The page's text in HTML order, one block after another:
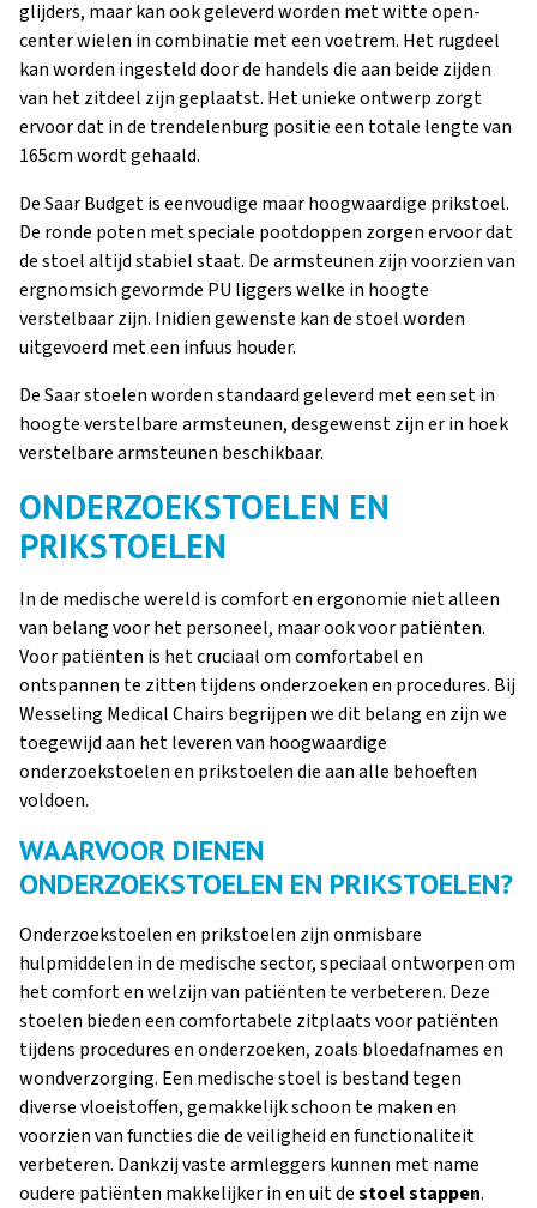
glijders, maar kan ook geleverd worden met witte open-
center wielen in combinatie met een voetrem. Het rugdeel
kan worden ingesteld door de handels die aan beide zijden
van het zitdeel zijn geplaatst. Het unieke ontwerp zorgt
ervoor dat in de trendelenburg positie een totale lengte van
165cm wordt gehaald.
De Saar Budget is eenvoudige maar hoogwaardige prikstoel.
De ronde poten met speciale pootdoppen zorgen ervoor dat
de stoel altijd stabiel staat. De armsteunen zijn voorzien van
ergnomsich gevormde PU liggers welke in hoogte
verstelbaar zijn. Inidien gewenste kan de stoel worden
uitgevoerd met een infuus houder.
De Saar stoelen worden standaard geleverd met een set in
hoogte verstelbare armsteunen, desgewenst zijn er in hoek
verstelbare armsteunen beschikbaar.
ONDERZOEKSTOELEN EN
PRIKSTOELEN
In de medische wereld is comfort en ergonomie niet alleen
van belang voor het personeel, maar ook voor patiënten.
Voor patiënten is het cruciaal om comfortabel en
ontspannen te zitten tijdens onderzoeken en procedures. Bij
Wesseling Medical Chairs begrijpen we dit belang en zijn we
toegewijd aan het leveren van hoogwaardige
onderzoekstoelen en prikstoelen die aan alle behoeften
voldoen.
WAARVOOR DIENEN
ONDERZOEKSTOELEN EN PRIKSTOELEN?
Onderzoekstoelen en prikstoelen zijn onmisbare
hulpmiddelen in de medische sector, speciaal ontworpen om
het comfort en welzijn van patiënten te verbeteren. Deze
stoelen bieden een comfortabele zitplaats voor patiënten
tijdens procedures en onderzoeken, zoals bloedafnames en
wondverzorging. Een medische stoel is bestand tegen
diverse vloeistoffen, gemakkelijk schoon te maken en
voorzien van functies die de veiligheid en functionaliteit
verbeteren. Dankzij vaste armleggers kunnen met name
oudere patiënten makkelijker in en uit destoel stappen.